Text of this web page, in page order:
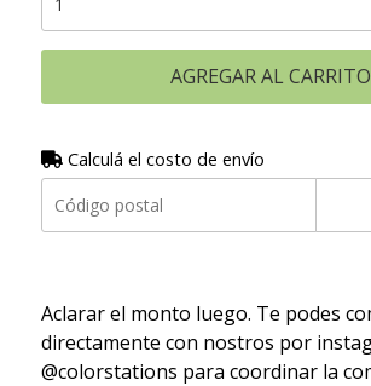
AGREGAR AL CARRITO
Calculá el costo de envío
Aclarar el monto luego. Te podes
directamente con nostros por
@colorstations para coordinar la